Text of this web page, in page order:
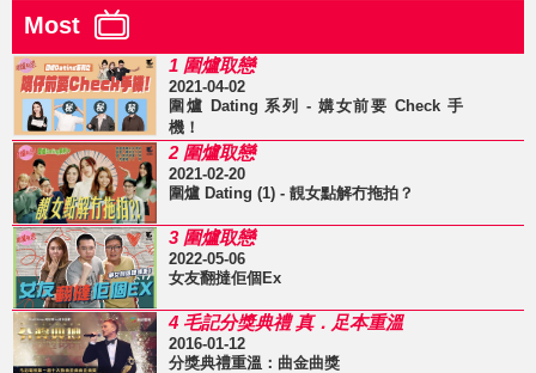
Most
1 圍爐取戀
2021-04-02
圍爐 Dating 系列 - 媾女前要 Check 手
機！
2 圍爐取戀
2021-02-20
圍爐 Dating (1) - 靚女點解冇拖拍？
3 圍爐取戀
2022-05-06
女友翻撻佢個Ex
4 毛記分獎典禮 真．足本重溫
2016-01-12
分獎典禮重溫：曲金曲獎